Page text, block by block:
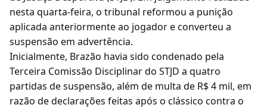
nesta quarta-feira, o tribunal reformou a punição
aplicada anteriormente ao jogador e converteu a
suspensão em advertência.
Inicialmente, Brazão havia sido condenado pela
Terceira Comissão Disciplinar do STJD a quatro
partidas de suspensão, além de multa de R$ 4 mil, em
razão de declarações feitas após o clássico contra o